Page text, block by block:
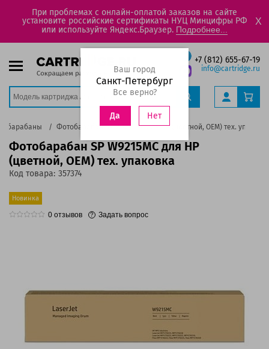
При проблемах с онлайн-оплатой заказов на сайте
установите российские сертификаты НУЦ Минцифры РФ
или используйте Яндекс.Браузер. Подробнее...
X
+7 (812) 655-67-19
info@cartridge.ru
Ваш город
Санкт-Петербург
Все верно?
Да Нет
Фотобарабан SP W9215MC для HP (цветной, OEM) тех.
Фотобарабан SP W9215MC для HP
(цветной, OEM) тех. упаковка
Код товара: 357374
Новинка
0 отзывов Задать вопрос